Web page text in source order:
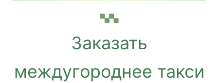
Заказать
междугороднее такси